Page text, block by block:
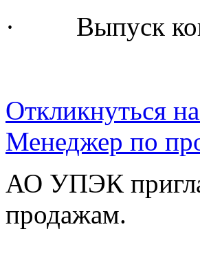
· Выпуск
Откликнуться
Менеджер по
АО УПЭК
продажам.